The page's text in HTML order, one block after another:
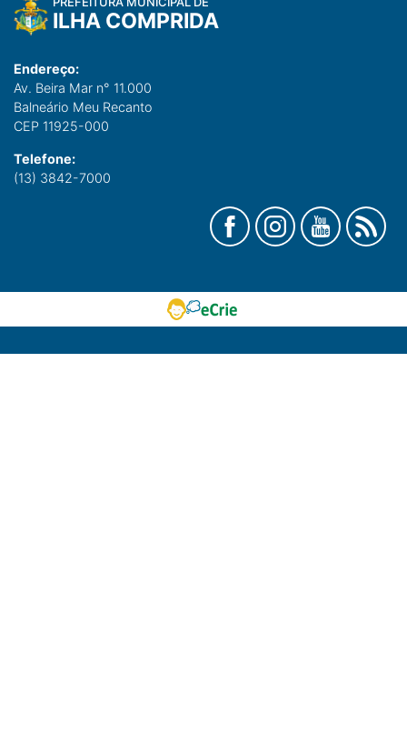
ILHA COMPRIDA
Endereço:
Av. Beira Mar n° 11.000
Balneário Meu Recanto
CEP 11925-000
Telefone:
(13) 3842-7000